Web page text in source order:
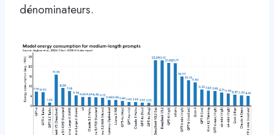
dénominateurs.